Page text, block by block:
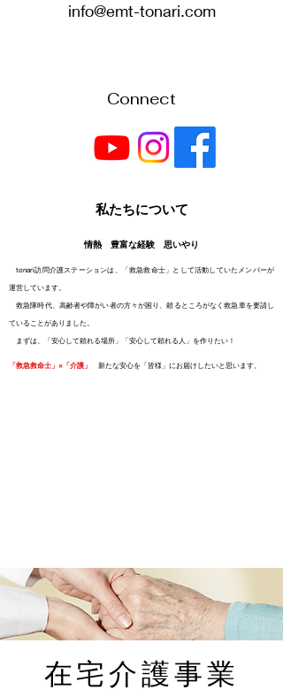
info@emt-tonari.com
Connect
私たちについて
情熱 豊富な経験 思いやり
tonari訪問介護ステーションは、「救急救命士」として活動していたメンバーが
運営しています。
救急隊時代、高齢者や障がい者の方々が困り、頼るところがなく救急車を要請し
ていることがありました。
​ まずは、「安心して頼れる場所」「安心して頼れる人」を作りたい！​
「救急救命士」×「介護」 新たな安心を「皆様」にお届けしたいと思います。
在宅介護事業